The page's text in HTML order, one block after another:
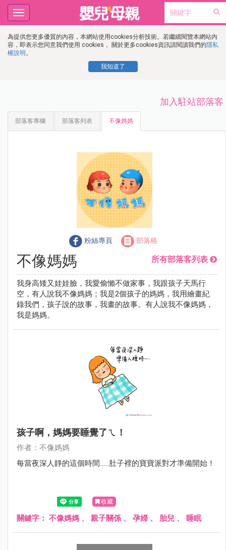
為提供您更多優質的內容，本網站使用cookies分析技術。若繼續閱覽本網站內
容，即表示您同意我們使用 cookies， 關於更多cookies資訊請閱讀我們的隱私
權說明 。
我知道了
Toggle
navigation
加入駐站部落客
部落客專欄 部落客列表 不像媽媽
粉絲專頁 部落格
不像媽媽 所有部落客列表
我身高矮又娃娃臉，我愛偷懶不做家事，我跟孩子天馬行
空，有人說我不像媽媽；我是2個孩子的媽媽，我用繪畫紀
錄我們，孩子說的故事，我畫的故事。有人說我不像媽媽，
我是媽媽。
孩子啊，媽媽要睡覺了ㄟ！
作者：不像媽媽
每當夜深人靜的這個時間......肚子裡的寶寶派對才準備開始！
收藏
關鍵字： 不像媽媽 、 親子關係 、 孕婦 、 胎兒 、 睡眠